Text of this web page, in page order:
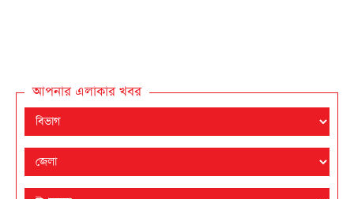
আপনার এলাকার খবর